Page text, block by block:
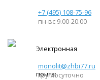
+7 (495) 108-75-96
пн-вс 9.00-20.00
Электронная
почта:
monolit@zhbi77.ru
круглосуточно